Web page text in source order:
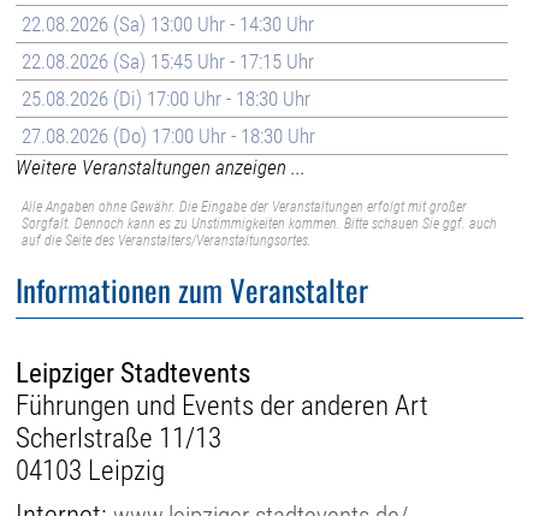
22.08.2026 (Sa) 13:00 Uhr - 14:30 Uhr
22.08.2026 (Sa) 15:45 Uhr - 17:15 Uhr
25.08.2026 (Di) 17:00 Uhr - 18:30 Uhr
27.08.2026 (Do) 17:00 Uhr - 18:30 Uhr
Weitere Veranstaltungen anzeigen ...
Alle Angaben ohne Gewähr. Die Eingabe der Veranstaltungen erfolgt mit großer
Sorgfalt. Dennoch kann es zu Unstimmigkeiten kommen. Bitte schauen Sie ggf. auch
auf die Seite des Veranstalters/Veranstaltungsortes.
Informationen zum Veranstalter
Leipziger Stadtevents
Führungen und Events der anderen Art
Scherlstraße 11/13
04103 Leipzig